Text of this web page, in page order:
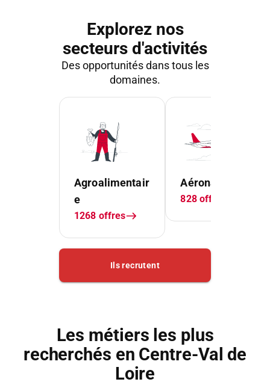
Les métiers les plus
recherchés en Centre-Val de
Loire